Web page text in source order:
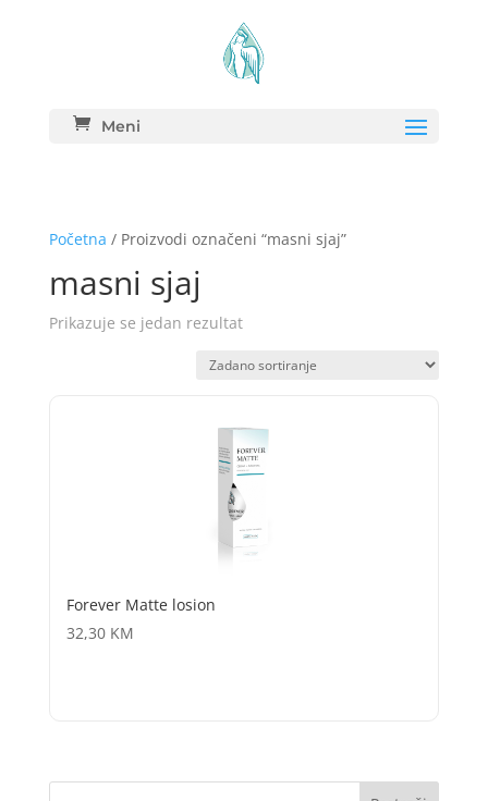
Meni
Početna / Proizvodi označeni “masni sjaj”
masni sjaj
Prikazuje se jedan rezultat
Forever Matte losion
32,30 KM